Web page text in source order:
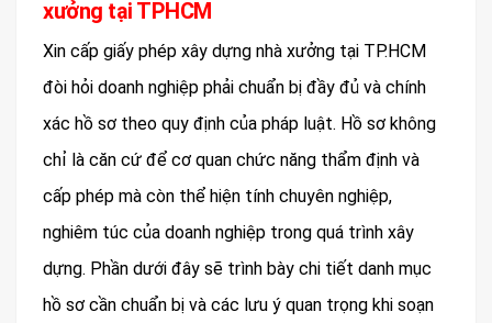
xưởng tại TPHCM
Xin cấp giấy phép xây dựng nhà xưởng tại TP.HCM
đòi hỏi doanh nghiệp phải chuẩn bị đầy đủ và chính
xác hồ sơ theo quy định của pháp luật. Hồ sơ không
chỉ là căn cứ để cơ quan chức năng thẩm định và
cấp phép mà còn thể hiện tính chuyên nghiệp,
nghiêm túc của doanh nghiệp trong quá trình xây
dựng. Phần dưới đây sẽ trình bày chi tiết danh mục
hồ sơ cần chuẩn bị và các lưu ý quan trọng khi soạn